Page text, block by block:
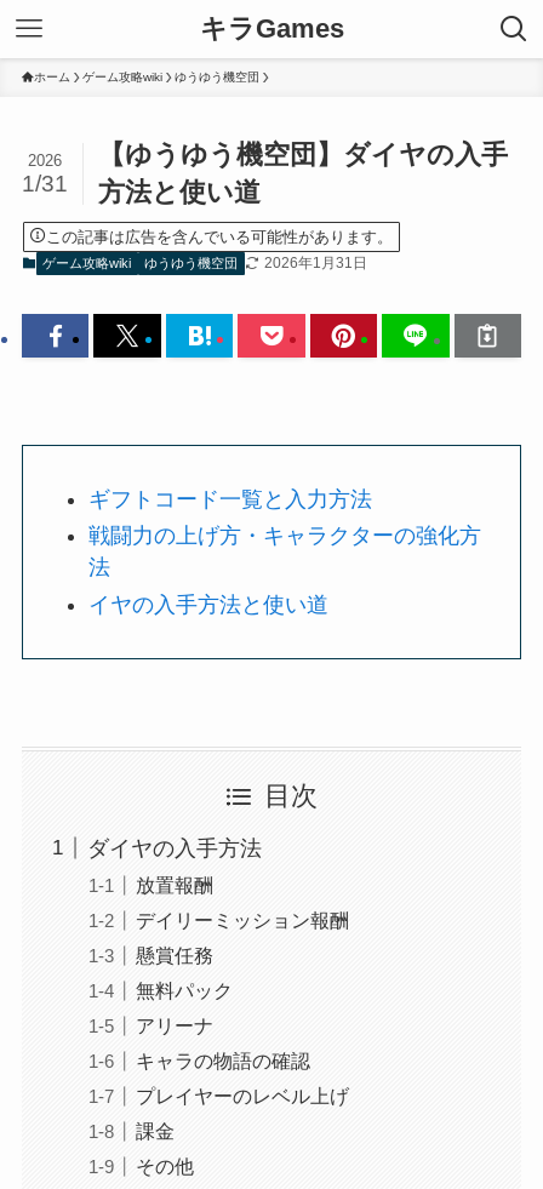
キラGames
ホーム ゲーム攻略wiki ゆうゆう機空団
【ゆうゆう機空団】ダイヤの入手
方法と使い道
2026
1/31
この記事は広告を含んでいる可能性があります。
ゲーム攻略wiki ゆうゆう機空団 2026年1月31日
ギフトコード一覧と入力方法
戦闘力の上げ方・キャラクターの強化方
法
イヤの入手方法と使い道
目次
ダイヤの入手方法
放置報酬
デイリーミッション報酬
懸賞任務
無料パック
アリーナ
キャラの物語の確認
プレイヤーのレベル上げ
課金
その他